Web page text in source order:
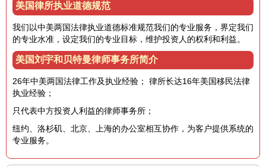
美国律所执业道德规范
我们以中美两国法律执业道德标准规范我们的专业服务，界定我们
的专业水准，设定我们的专业目标，维护投资人的权利和利益。
美国刘宇和贝特曼律师事务所简介
26年中美两国法律工作及执业经验； 律所长达16年美国移民法律
执业经验；
只代表中方投资人利益的律师事务所；
纽约、洛杉矶、北京、上海的办公室相互协作，为客户提供系统的
专业服务。